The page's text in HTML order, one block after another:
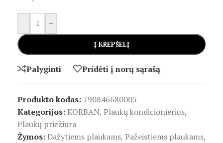
- +
Į KREPŠELĮ
Palyginti Pridėti į norų sąrašą
Produkto kodas: 790846680005
Kategorijos: KORBAN, Plaukų kondicionierius,
Plaukų priežiūra
Žymos:Dažytiems plaukams, Pažeistiems plaukams,